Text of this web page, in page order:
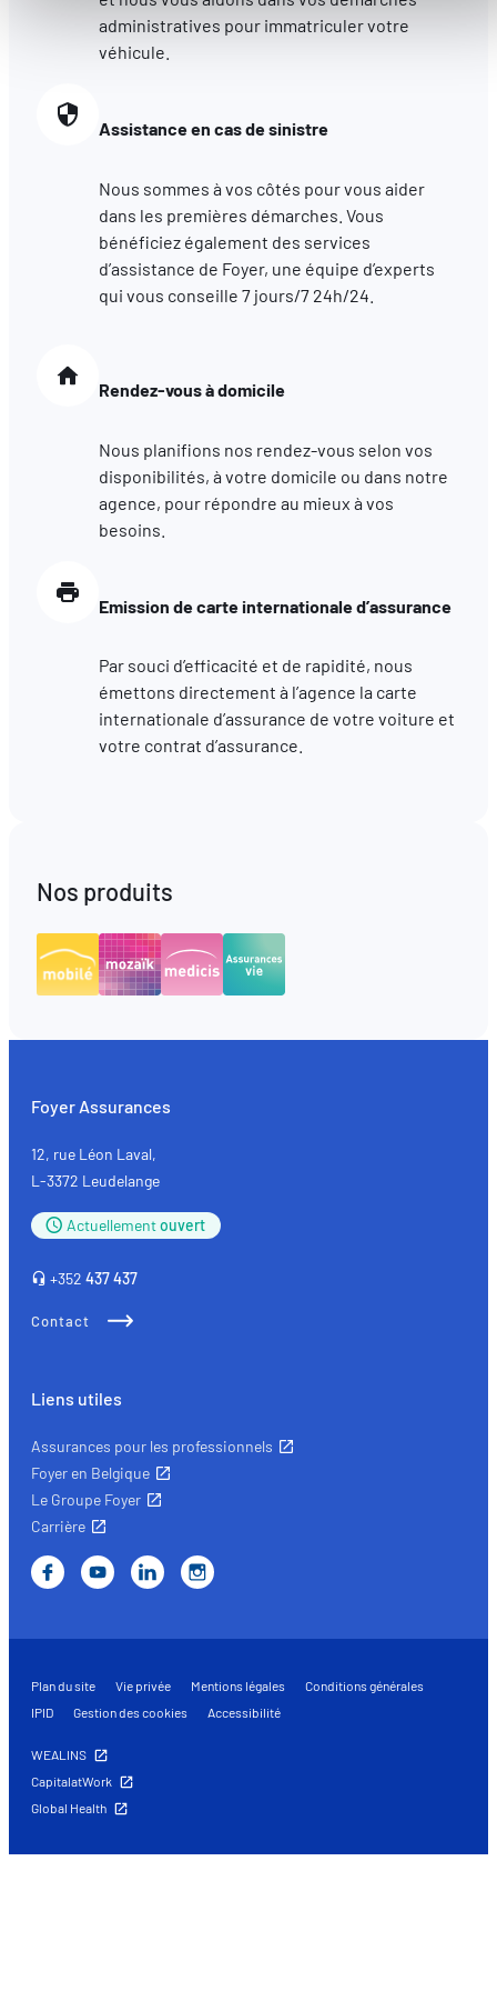
accessibles. D'autres sont utilisés pour :
Améliorer votre expérience utilisateur, en personnalisant
vos fonctionnalités et en se souvenant de vos choix.
comprenant comment vous arrivez sur notre site.
Proposer des offres et services personnalisés et en
sociaux utilisés et vous permettre de visualiser du contenu
hébergé sur un site externe.
administratives pour immatriculer votre
véhicule.
Assistance en cas de sinistre
Nous sommes à vos côtés pour vous aider
dans les premières démarches. Vous
bénéficiez également des services
d’assistance de Foyer, une équipe d’experts
qui vous conseille 7 jours/7 24h/24.
Rendez-vous à domicile
Nous planifions nos rendez-vous selon vos
disponibilités, à votre domicile ou dans notre
agence, pour répondre au mieux à vos
besoins.
Emission de carte internationale d’assurance
Par souci d’efficacité et de rapidité, nous
émettons directement à l’agence la carte
internationale d’assurance de votre voiture et
votre contrat d’assurance.
Nos produits
Foyer Assurances
12, rue Léon Laval,
L-3372 Leudelange
Actuellementouvert
+352 437 437
Contact
Liens utiles
Assurances pour les professionnels
Foyer en Belgique
Le Groupe Foyer
Carrière
Plan du site Vie privée Mentions légales
Conditions générales
IPID
Gestion des cookies Accessibilité
WEALINS
CapitalatWork
Global Health